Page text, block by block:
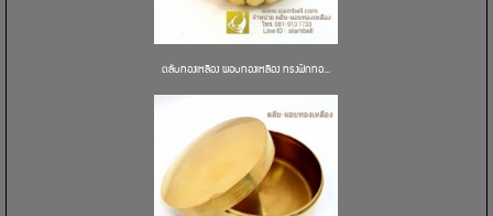
ตลับทองเหลือง ผอบทองเหลือง ทรงฟักทอ...